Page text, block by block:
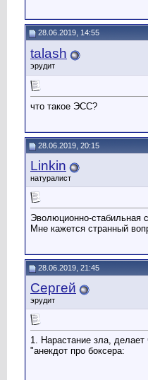
28.06.2019, 14:55
talash
эрудит
что такое ЭСС?
28.06.2019, 20:15
Linkin
натуралист
Эволюционно-стабильная
Мне кажется странный
28.06.2019, 21:45
Сергей
эрудит
1. Нарастание зла,
"анекдот про боксера: